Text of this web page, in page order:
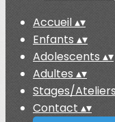
Accueil▴▾
Enfants▴▾
Adolescents ▴▾
Adultes ▴▾
Stages/
Contact ▴▾